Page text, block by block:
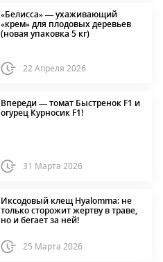
«Белисса» — ухаживающий
«крем» для плодовых деревьев
(новая упаковка 5 кг)
22 Апреля 2026
Впереди — томат Быстренок F1 и
огурец Курносик F1!
31 Марта 2026
Иксодовый клещ Hyalomma: не
только сторожит жертву в траве,
но и бегает за ней!
25 Марта 2026